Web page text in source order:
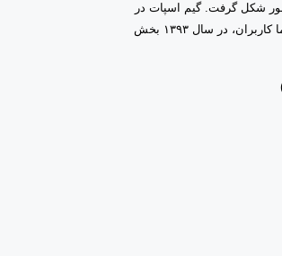
شکل گرفت. گیم اسپات در
ابتدا فعالیت خود را در قالب گیم‌نت حرفه‌ای آغاز کرد و با اعتماد و همراهی شما کاربران، در سال ۱۳۹۳ بخش